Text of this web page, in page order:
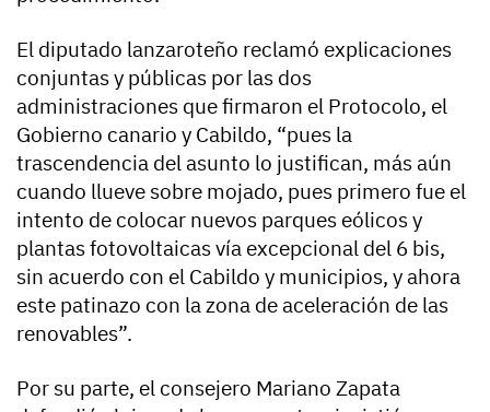
El diputado lanzaroteño reclamó explicaciones
conjuntas y públicas por las dos
administraciones que firmaron el Protocolo, el
Gobierno canario y Cabildo, “pues la
trascendencia del asunto lo justifican, más aún
cuando llueve sobre mojado, pues primero fue el
intento de colocar nuevos parques eólicos y
plantas fotovoltaicas vía excepcional del 6 bis,
sin acuerdo con el Cabildo y municipios, y ahora
este patinazo con la zona de aceleración de las
renovables”.
Por su parte, el consejero Mariano Zapata